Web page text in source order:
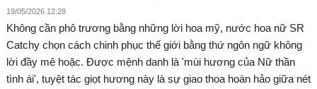
19/05/2026 12:28
Không cần phô trương bằng những lời hoa mỹ, nước hoa nữ SR
Catchy chọn cách chinh phục thế giới bằng thứ ngôn ngữ không
lời đầy mê hoặc. Được mệnh danh là 'mùi hương của Nữ thần
tình ái', tuyệt tác giọt hương này là sự giao thoa hoàn hảo giữa nét